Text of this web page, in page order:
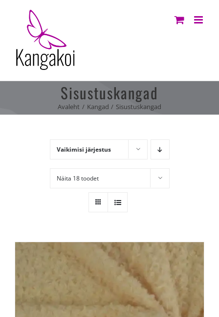
content
Sisustuskangad
Avaleht Kangad Sisustuskangad
Vaikimisi järjestus
Näita 18 toodet